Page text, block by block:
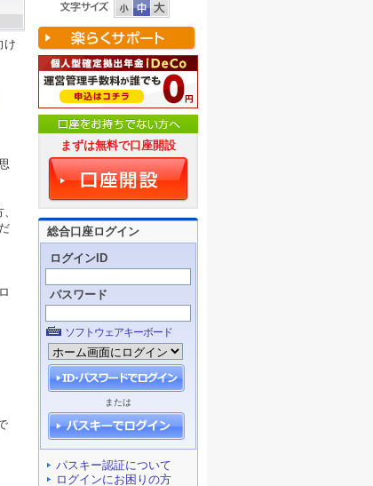
け
まずは無料で口座開設
総合口座ログイン
ログインID
パスワード
ソフトウェアキーボード
または
パスキー認証について
ログインにお困りの方